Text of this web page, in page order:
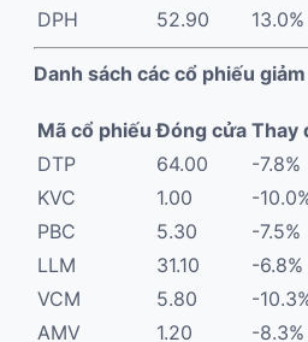
DPH
52.90 13.0%
Danh sách các cổ phiếu
Mã cổ phiếu Đóng cửa Thay
DTP
64.00 -7.8%
KVC
1.00 -
PBC
5.30 -7.5%
LLM
31.10 -6.8%
VCM
5.80 -
AMV
1.20 -8.3%